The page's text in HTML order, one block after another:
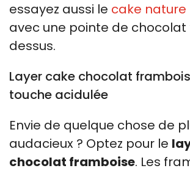
essayez aussi le cake nature
avec une pointe de chocolat
dessus.
Layer cake chocolat
touche acidulée
Envie de quelque chose de
audacieux ? Optez pour le
chocolat framboise. Les